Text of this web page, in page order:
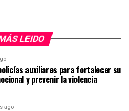
LEIDO
auxiliares para fortalecer su
y prevenir la violencia
ago